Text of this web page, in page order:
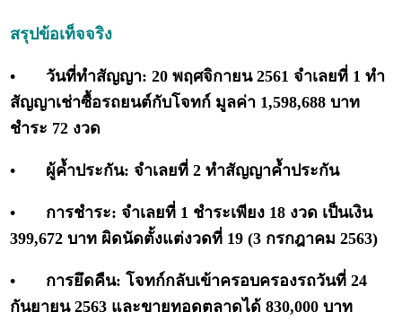
สรุปข้อเท็จจริง
•
วันที่ทำสัญญา: 20 พฤศจิกายน 2561 จำเลยที่ 1 ทำ
สัญญาเช่าซื้อรถยนต์กับโจทก์ มูลค่า 1,598,688 บาท
ชำระ 72 งวด
• ผู้ค้ำประกัน: จำเลยที่ 2 ทำสัญญาค้ำประกัน
•
การชำระ: จำเลยที่ 1 ชำระเพียง 18 งวด เป็นเงิน
399,672 บาท ผิดนัดตั้งแต่งวดที่ 19 (3 กรกฎาคม 2563)
•
การยึดคืน: โจทก์กลับเข้าครอบครองรถวันที่ 24
กันยายน 2563 และขายทอดตลาดได้ 830,000 บาท